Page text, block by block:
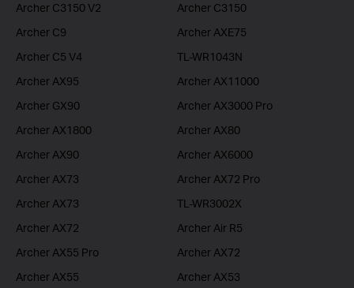
Archer C3150 V2
Archer C3150
Archer C9
Archer AXE75
Archer C5 V4
TL-WR1043N
Archer AX95
Archer AX11000
Archer GX90
Archer AX3000 Pro
Archer AX1800
Archer AX80
Archer AX90
Archer AX6000
Archer AX73
Archer AX72 Pro
Archer AX73
TL-WR3002X
Archer AX72
Archer Air R5
Archer AX55 Pro
Archer AX72
Archer AX55
Archer AX53